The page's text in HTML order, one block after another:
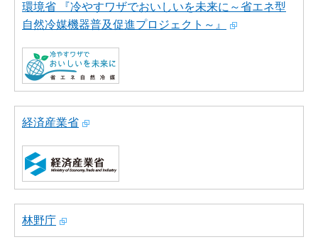
環境省 『冷やすワザでおいしいを未来に～省エネ型
自然冷媒機器普及促進プロジェクト～』
経済産業省
林野庁